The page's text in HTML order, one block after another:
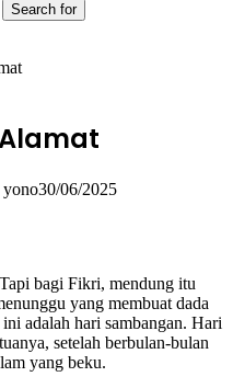
Search for
yono30/06/2025
bagi Fikri, mendung itu
yang membuat dada
adalah hari sambangan. Hari
setelah berbulan-bulan
yang beku.